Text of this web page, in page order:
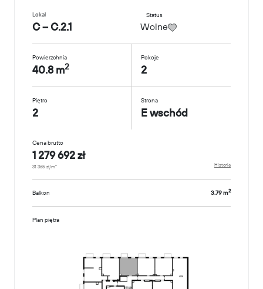
Lokal
C – C.2.1
Status
Wolne
Powierzchnia
40.8 m2
Pokoje
2
Piętro
2
Strona
E wschód
Cena brutto
1 279 692 zł
31 365 zł/m² Historia
Balkon 3.79 m2
Plan piętra